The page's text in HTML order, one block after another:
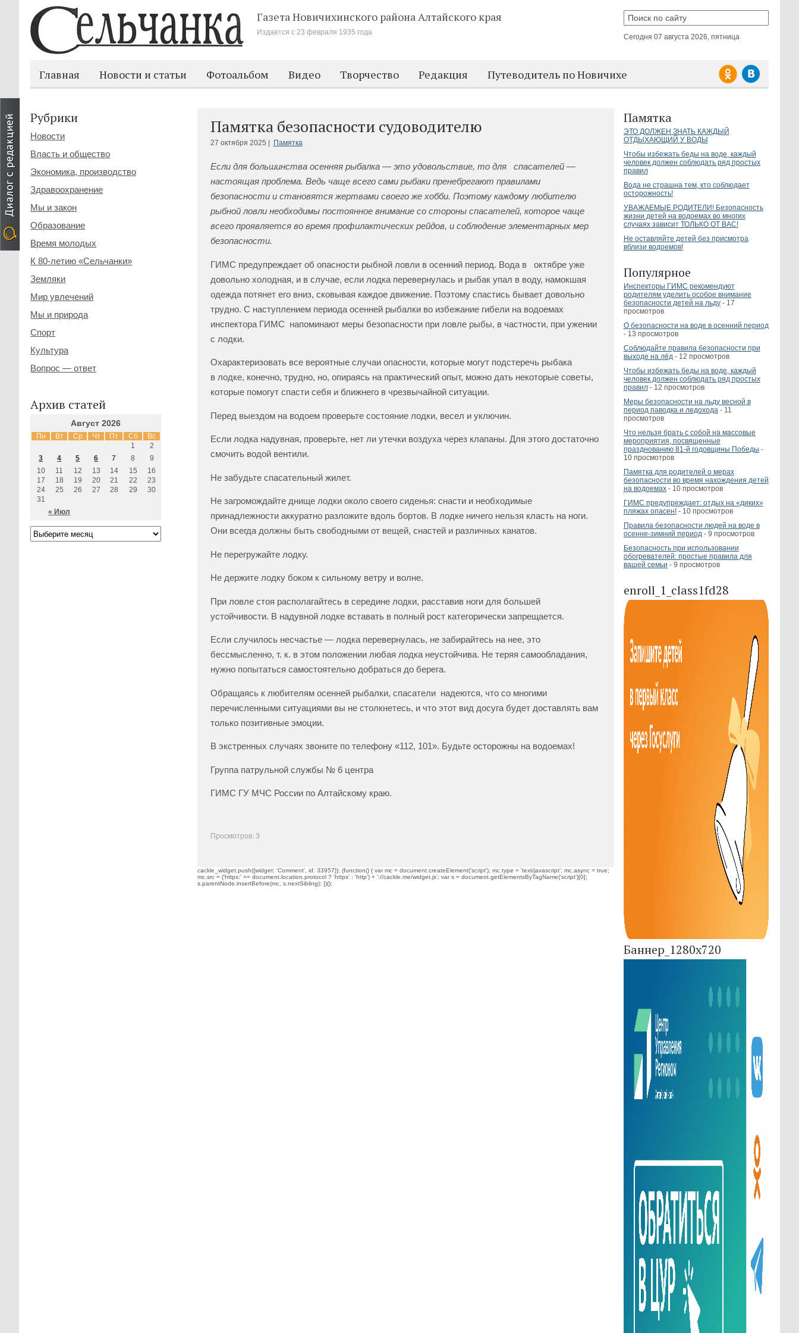
Газета Новичихинского районаАлтайского края
Издается с 23 февраля 1935 года
Сегодня 07 августа 2026, пятница
Главная Новости и статьи Фотоальбом Видео Творчество Редакция Путеводитель по Новичихе
Памятка
ЭТО ДОЛЖЕН ЗНАТЬ КАЖДЫЙ
ОТДЫХАЮЩИЙ У ВОДЫ
Чтобы избежать беды на воде, каждый
человек должен соблюдать ряд простых
правил
Вода не страшна тем, кто соблюдает
осторожность!
УВАЖАЕМЫЕ РОДИТЕЛИ! Безопасность
жизни детей на водоемах во многих
случаях зависит ТОЛЬКО ОТ ВАС!
Не оставляйте детей без присмотра
вблизи водоемов!
Популярное
Инспекторы ГИМС рекомендуют
родителям уделить особое внимание
безопасности детей на льду- 17
просмотров
О безопасности на воде в осенний период
- 13 просмотров
Соблюдайте правила безопасности при
выходе на лёд- 12 просмотров
Чтобы избежать беды на воде, каждый
человек должен соблюдать ряд простых
правил- 12 просмотров
Меры безопасности на льду весной в
период паводка и ледохода- 11
просмотров
Что нельзя брать с собой на массовые
мероприятия, посвященные
празднованию 81-й годовщины Победы -
10 просмотров
Памятка для родителей о мерах
безопасности во время нахождения детей
на водоемах- 10 просмотров
ГИМС предупреждает: отдых на «диких»
пляжах опасен!- 10 просмотров
Правила безопасности людей на воде в
осенне-зимний период- 9 просмотров
Безопасность при использовании
обогревателей: простые правила для
вашей семьи - 9 просмотров
enroll_1_class1fd28
Баннер_1280x720
Памятка безопасности судоводителю
27 октября 2025 | Памятка
Если для большинства осенняя рыбалка — это удовольствие, то для спасателей —
настоящая проблема. Ведь чаще всего сами рыбаки пренебрегают правилами
безопасности и становятся жертвами своего же хобби. Поэтому каждому любителю
рыбной ловли необходимы постоянное внимание со стороны спасателей, которое чаще
всего проявляется во время профилактических рейдов, и соблюдение элементарных мер
безопасности.
ГИМС предупреждает об опасности рыбной ловли в осенний период. Вода в октябре уже
довольно холодная, и в случае, если лодка перевернулась и рыбак упал в воду, намокшая
одежда потянет его вниз, сковывая каждое движение. Поэтому спастись бывает довольно
трудно. С наступлением периода осенней рыбалки во избежание гибели на водоемах
инспектора ГИМС напоминают меры безопасности при ловле рыбы, в частности, при ужении
с лодки.
Охарактеризовать все вероятные случаи опасности, которые могут подстеречь рыбака
в лодке, конечно, трудно, но, опираясь на практический опыт, можно дать некоторые советы,
которые помогут спасти себя и ближнего в чрезвычайной ситуации.
Перед выездом на водоем проверьте состояние лодки, весел и уключин.
Если лодка надувная, проверьте, нет ли утечки воздуха через клапаны. Для этого достаточно
смочить водой вентили.
Не забудьте спасательный жилет.
Не загромождайте днище лодки около своего сиденья: снасти и необходимые
принадлежности аккуратно разложите вдоль бортов. В лодке ничего нельзя класть на ноги.
Они всегда должны быть свободными от вещей, снастей и различных канатов.
Не перегружайте лодку.
Не держите лодку боком к сильному ветру и волне.
При ловле стоя располагайтесь в середине лодки, расставив ноги для большей
устойчивости. В надувной лодке вставать в полный рост категорически запрещается.
Если случилось несчастье — лодка перевернулась, не забирайтесь на нее, это
бессмысленно, т. к. в этом положении любая лодка неустойчива. Не теряя самообладания,
нужно попытаться самостоятельно добраться до берега.
Обращаясь к любителям осенней рыбалки, спасатели надеются, что со многими
перечисленными ситуациями вы не столкнетесь, и что этот вид досуга будет доставлять вам
только позитивные эмоции.
В экстренных случаях звоните по телефону «112, 101». Будьте осторожны на водоемах!
Группа патрульной службы № 6 центра
ГИМС ГУ МЧС России по Алтайскому краю.
Просмотров: 3
cackle_widget.push({widget: 'Comment', id: 33957}); (function() { var mc = document.createElement('script'); mc.type = 'text/javascript'; mc.async = true;
mc.src = ('https:' == document.location.protocol ? 'https' : 'http') + '://cackle.me/widget.js'; var s = document.getElementsByTagName('script')[0];
s.parentNode.insertBefore(mc, s.nextSibling); })();
Рубрики
Новости
Власть и общество
Экономика, производство
Здравоохранение
Мы и закон
Образование
Время молодых
К 80-летию «Сельчанки»
Земляки
Мир увлечений
Мы и природа
Спорт
Культура
Вопрос — ответ
Архив статей
Август 2026
Пн Вт Ср Чт Пт Сб Вс
« Июл
1
2
3
4 5 6 7 8
9
10
11 12 13 14 15
16
17
18 19 20 21 22
23
24
25 26 27 28 29
30
31